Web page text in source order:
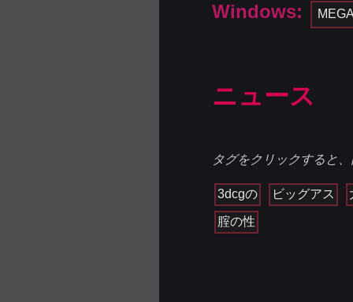
Windows:
ニュース
タグをクリックすると
3dcgの ビッグアス
腟の性